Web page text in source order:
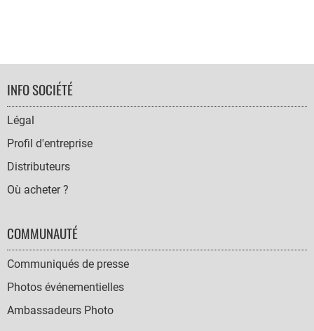
FOOTER
NAVIGATION
INFO SOCIÉTÉ
Légal
Profil d'entreprise
Distributeurs
Où acheter ?
COMMUNAUTÉ
Communiqués de presse
Photos événementielles
Ambassadeurs Photo